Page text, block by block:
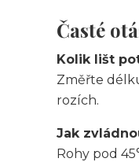
Časté
Kolik lišt
Změřte
rozích.
Jak
Rohy pod